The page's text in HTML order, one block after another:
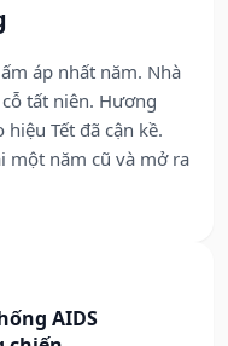
áp nhất năm. Nhà
tất niên. Hương
Tết đã cận kề.
một năm cũ và mở ra
AIDS